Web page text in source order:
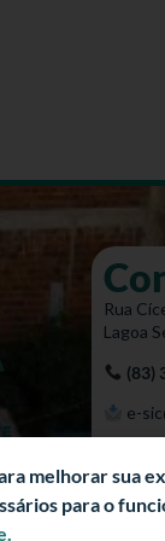
Rua
Lagoa
(83)
e-
melhorar sua
para o